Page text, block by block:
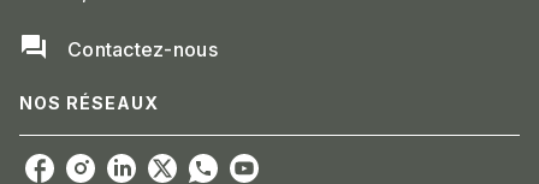
question_answer Contactez-nous
NOS RÉSEAUX